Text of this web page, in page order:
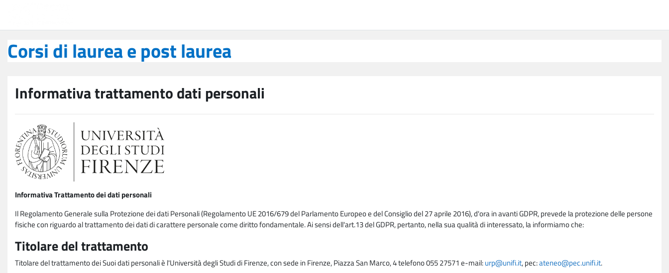
Corsi di laurea e post laurea
Informativa trattamento dati personali
Informativa Trattamento dei dati personali
Il Regolamento Generale sulla Protezione dei dati Personali (Regolamento UE 2016/679 del Parlamento Europeo e del Consiglio del 27 aprile 2016), d'ora in avanti GDPR, prevede la protezione delle persone
fisiche con riguardo al trattamento dei dati di carattere personale come diritto fondamentale. Ai sensi dell'art.13 del GDPR, pertanto, nella sua qualità di interessato, la informiamo che:
Titolare del trattamento
Titolare del trattamento dei Suoi dati personali è l'Università degli Studi di Firenze, con sede in Firenze, Piazza San Marco, 4 telefono 055 27571 e-mail:urp@unifi.it, pec:ateneo@pec.unifi.it.